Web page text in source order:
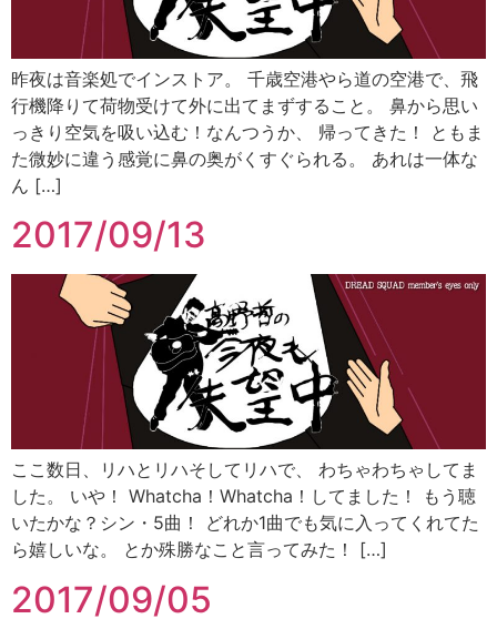
昨夜は音楽処でインストア。 千歳空港やら道の空港で、飛
行機降りて荷物受けて外に出てまずすること。 鼻から思い
っきり空気を吸い込む！なんつうか、 帰ってきた！ ともま
た微妙に違う感覚に鼻の奥がくすぐられる。 あれは一体な
ん […]
2017/09/13
ここ数日、リハとリハそしてリハで、 わちゃわちゃしてま
した。 いや！ Whatcha！Whatcha！してました！ もう聴
いたかな？シン・5曲！ どれか1曲でも気に入ってくれてた
ら嬉しいな。 とか殊勝なこと言ってみた！ […]
2017/09/05